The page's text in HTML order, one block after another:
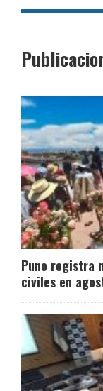
Puno registra
civiles en